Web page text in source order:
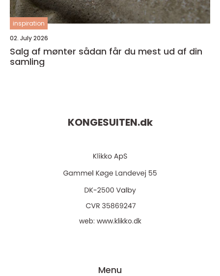
inspiration
02. July 2026
Salg af mønter sådan får du mest ud af din
samling
KONGESUITEN.dk
web: www.klikko.dk
Menu